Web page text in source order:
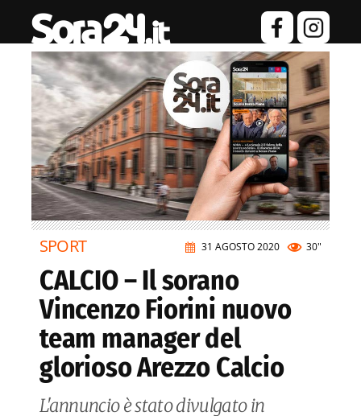
31 AGOSTO 2020 30"
SPORT
CALCIO – Il sorano
Vincenzo Fiorini nuovo
team manager del
glorioso Arezzo Calcio
L'annuncio è stato divulgato in